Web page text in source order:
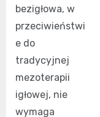
bezigłowa, w
przeciwieństwi
e do
tradycyjnej
mezoterapii
igłowej, nie
wymaga